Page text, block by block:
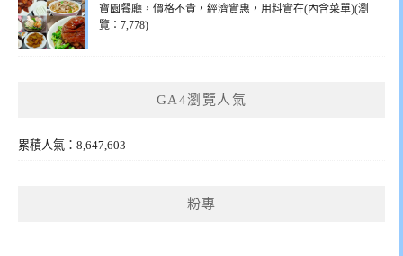
寶園餐廳，價格不貴，經濟實惠，用料實在(內含菜單)(瀏
覽：7,778)
GA4瀏覽人氣
累積人氣：8,647,603
粉專